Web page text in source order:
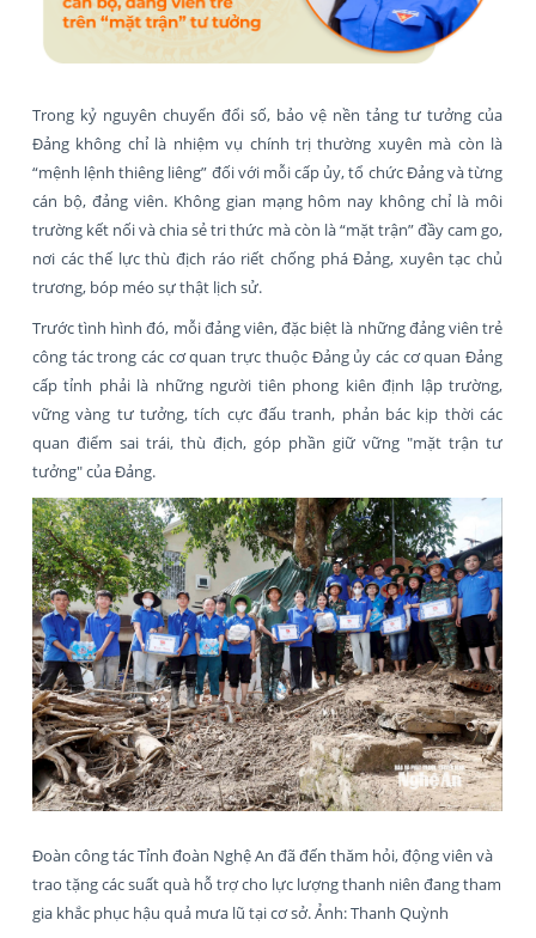
Trong kỷ nguyên chuyển đổi số, bảo vệ nền tảng tư tưởng của
Đảng không chỉ là nhiệm vụ chính trị thường xuyên mà còn là
“mệnh lệnh thiêng liêng” đối với mỗi cấp ủy, tổ chức Đảng và từng
cán bộ, đảng viên. Không gian mạng hôm nay không chỉ là môi
trường kết nối và chia sẻ tri thức mà còn là “mặt trận” đầy cam go,
nơi các thế lực thù địch ráo riết chống phá Đảng, xuyên tạc chủ
trương, bóp méo sự thật lịch sử.
Trước tình hình đó, mỗi đảng viên, đặc biệt là những đảng viên trẻ
công tác trong các cơ quan trực thuộc Đảng ủy các cơ quan Đảng
cấp tỉnh phải là những người tiên phong kiên định lập trường,
vững vàng tư tưởng, tích cực đấu tranh, phản bác kịp thời các
quan điểm sai trái, thù địch, góp phần giữ vững "mặt trận tư
tưởng" của Đảng.
Đoàn công tác Tỉnh đoàn Nghệ An đã đến thăm hỏi, động viên và
trao tặng các suất quà hỗ trợ cho lực lượng thanh niên đang tham
gia khắc phục hậu quả mưa lũ tại cơ sở. Ảnh: Thanh Quỳnh